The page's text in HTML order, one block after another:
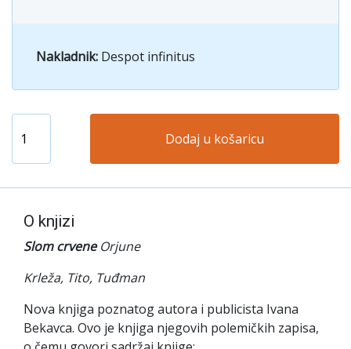
Nakladnik: Despot infinitus
Dodaj u košaricu
O knjizi
Slom crveneOrjune
Krleža, Tito, Tuđman
Nova knjiga poznatog autora i publicista Ivana
Bekavca. Ovo je knjiga njegovih polemičkih zapisa,